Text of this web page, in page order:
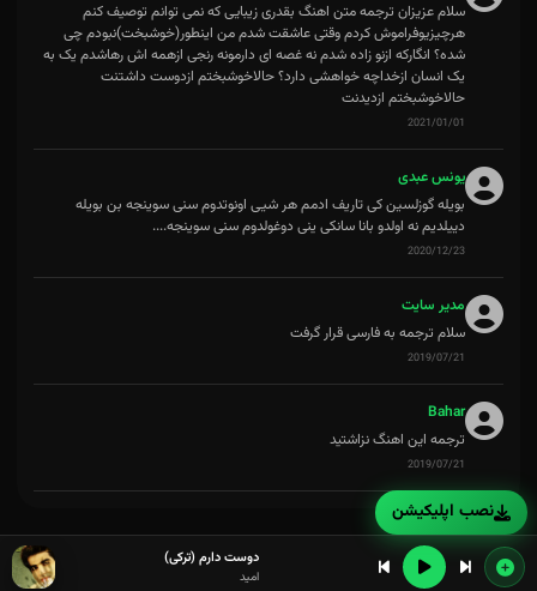
سلام عزیزان ترجمه متن اهنگ بقدری زیبایی که نمی توانم توصیف کنم
هرچیزیوفراموش کردم وقتی عاشقت شدم من اینطور(خوشبخت)نبودم چی
شده؟ انگارکه ازنو زاده شدم نه غصه ای دارمونه رنجی ازهمه اش رهاشدم یک به
یک انسان ازخداچه خواهشی دارد؟ حالاخوشبختم ازدوست داشتنت
حالاخوشبختم ازدیدنت
2021/01/01
یونس عبدی
بویله گوزلسین کی تاریف ادمم هر شیی اونوتدوم سنی سوینجه بن بویله
دییلدیم نه اولدو بانا سانکی ینی دوغولدوم سنی سوینجه....
2020/12/23
مدیر سایت
سلام ترجمه به فارسی قرار گرفت
2019/07/21
Bahar
ترجمه این اهنگ نزاشتید
2019/07/21
دوست دارم (ترکی)
امید
نصب اپلیکیشن